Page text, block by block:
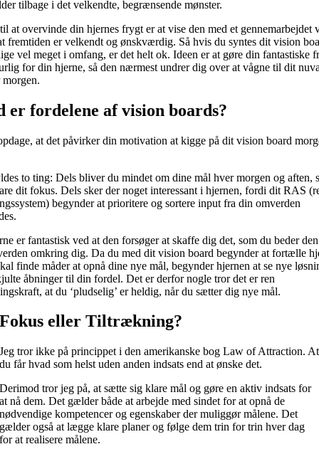
tilbage i det velkendte, begrænsende mønster.
at overvinde din hjernes frygt er at vise den med et gennemarbejdet
fremtiden er velkendt og ønskværdig. Så hvis du syntes dit vision
vel meget i omfang, er det helt ok. Ideen er at gøre din fantastiske
for din hjerne, så den nærmest undrer dig over at vågne til dit
er fordelene af vision boards?
at det påvirker din motivation at kigge på dit vision board
to ting: Dels bliver du mindet om dine mål hver morgen og aften,
dit fokus. Dels sker der noget interessant i hjernen, fordi dit RAS
begynder at prioritere og sortere input fra din omverden
er fantastisk ved at den forsøger at skaffe dig det, som du beder
omkring dig. Da du med dit vision board begynder at fortælle
finde måder at opnå dine nye mål, begynder hjernen at se nye
åbninger til din fordel. Det er derfor nogle tror det er ren
at du ‘pludselig’ er heldig, når du sætter dig nye mål.
Fokus eller Tiltrækning?
Jeg tror ikke på princippet i den amerikanske bog Law of Attraction. At
du får hvad som helst uden anden indsats end at ønske det.
Derimod tror jeg på, at sætte sig klare mål og gøre en aktiv indsats for
at nå dem. Det gælder både at arbejde med sindet for at opnå de
nødvendige kompetencer og egenskaber der muliggør målene. Det
gælder også at lægge klare planer og følge dem trin for trin hver dag
for at realisere målene.